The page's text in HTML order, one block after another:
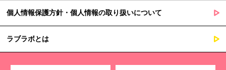
個人情報保護方針・個人情報の取り扱いについて
ラブラボとは